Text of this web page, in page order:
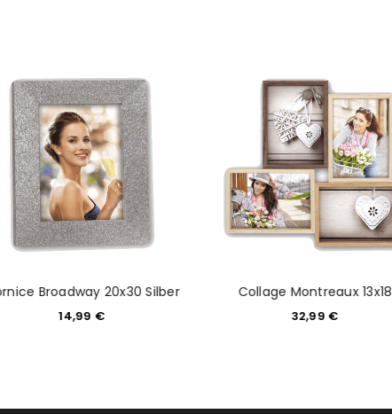
Datenschutzerklärung
REGISTRIEREN
Broadway 20x30 Silber
14,99 €
Collage Montreaux 13x18
32,99€